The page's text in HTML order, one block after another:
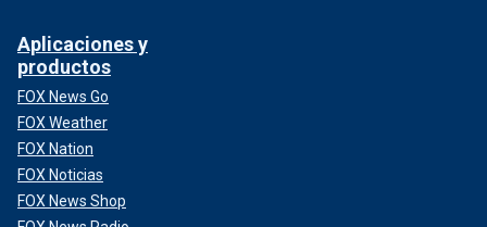
Aplicaciones y
productos
FOX News Go
FOX Weather
FOX Nation
FOX Noticias
FOX News Shop